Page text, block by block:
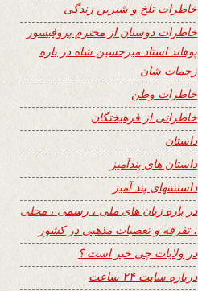
خاطرات تلخ و شیرین زندگی
خاطرات دوستان از محترم پروفیسور
پوهاند استاد میرحسین شاه در باره
زحمات شان
خاطرات وطن
خاطراتی از فرهیختگان
داستان
داستان های پندآمیز
داستنتنهای پند آمیز
در باره زبان های ملی ، رسمی ، محلی
، تفرقه و تعصبات مذهبی در کشور
در ولایات چی خبر است ؟
درباره سایت ۲۴ ساعت